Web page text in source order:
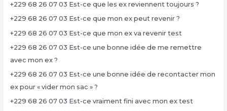
+229 68 26 07 03 Est-ce que les ex reviennent toujours ?
+229 68 26 07 03 Est-ce que mon ex peut revenir ?
+229 68 26 07 03 Est-ce que mon ex va revenir test
+229 68 26 07 03 Est-ce une bonne idée de me remettre
avec mon ex ?
+229 68 26 07 03 Est-ce une bonne idée de recontacter mon
ex pour « vider mon sac » ?
+229 68 26 07 03 Est-ce vraiment fini avec mon ex test